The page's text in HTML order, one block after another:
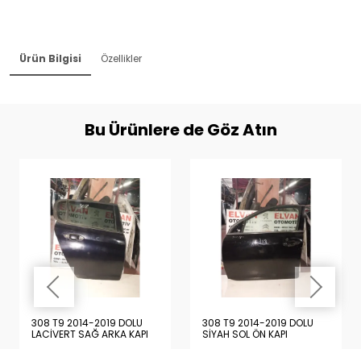
Ürün Bilgisi Özellikler
Bu Ürünlere de Göz Atın
308 T9 2014-2019 DOLU
LACİVERT SAĞ ARKA KAPI
308 T9 2014-2019 DOLU
SİYAH SOL ÖN KAPI